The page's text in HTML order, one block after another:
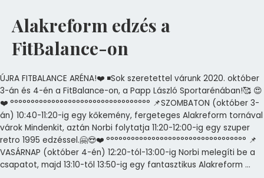
Alakreform edzés a
FitBalance-on
ÚJRA FITBALANCE ARÉNA!❤️ ◾Sok szeretettel várunk 2020. október
3-án és 4-én a FitBalance-on, a Papp László Sportarénában!🥰 😍
❤️ °°°°°°°°°°°°°°°°°°°°°°°°°°°°°°°°°° 📌SZOMBATON (október 3-
án) 10:40-11:20-ig egy kőkemény, fergeteges Alakreform tornával
várok Mindenkit, aztán Norbi folytatja 11:20-12:00-ig egy szuper
retro 1995 edzéssel.🤗😍❤️ °°°°°°°°°°°°°°°°°°°°°°°°°°°°°°°°°° 📌
VASÁRNAP (október 4-én) 12:20-tól-13:00-ig Norbi melegíti be a
csapatot, majd 13:10-től 13:50-ig egy fantasztikus Alakreform …
FitBalance-